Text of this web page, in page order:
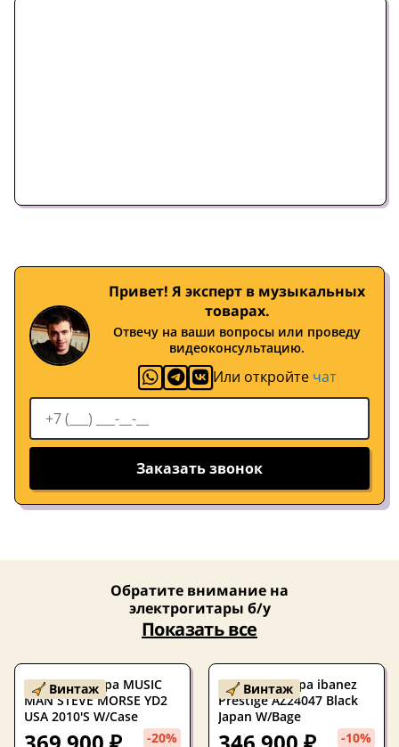
Привет! Я эксперт в музыкальных
товарах.
Отвечу на ваши вопросы или проведу
видеоконсультацию.
Или откройте чат
Заказать звонок
Обратите внимание на
электрогитары б/у
Показать все
Винтаж
Электрогитара MUSIC
MAN STEVE MORSE YD2
USA 2010'S W/Case
-20%
Винтаж
Электрогитара ibanez
Prestige AZ24047 Black
Japan W/Bage
-10%